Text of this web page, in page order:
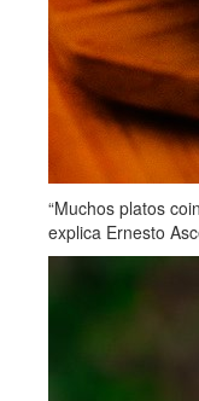
“Muchos platos
explica Ernesto